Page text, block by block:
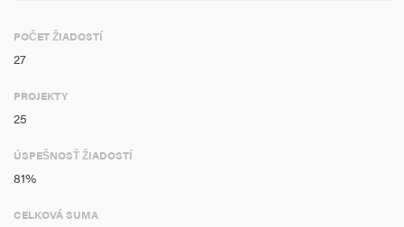
POČET ŽIADOSTÍ
27
PROJEKTY
25
ÚSPEŠNOSŤ ŽIADOSTÍ
81%
CELKOVÁ SUMA